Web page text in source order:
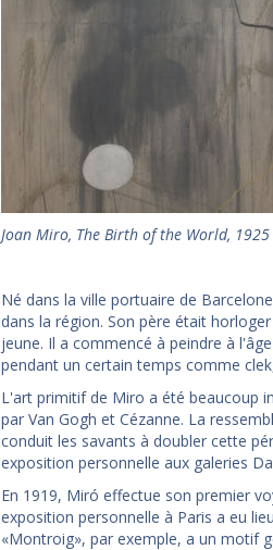
Joan Miro, The Birth of the World, 1925
Né dans la ville portuaire de
dans la région. Son père était
jeune. Il a commencé à peindre à
pendant un certain temps comme
L'art primitif de Miro a été beaucoup
par Van Gogh et Cézanne. La
conduit les savants à doubler cette
exposition personnelle aux galeries
En 1919, Miró effectue son premier
exposition personnelle à Paris a eu
«Montroig», par exemple, a un motif